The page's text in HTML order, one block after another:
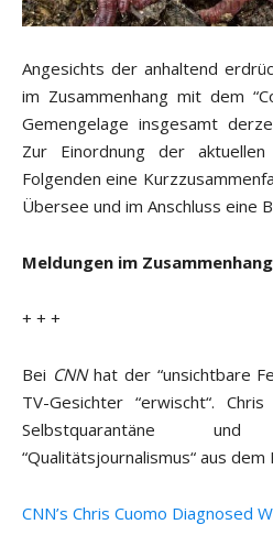
Angesichts der anhaltend
im Zusammenhang mit dem
Gemengelage insgesamt
Zur Einordnung der
Folgenden eine
Übersee und im Anschluss eine
Meldungen im
+ + +
Bei CNNhat der “unsichtbare
TV-Gesichter “erwischt“.
Selbstquarantäne
“Qualitätsjournalismus“ aus
CNN’s Chris Cuomo Diagnosed